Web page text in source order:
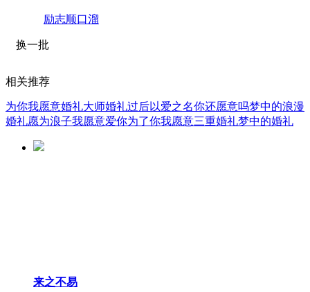
励志顺口溜
换一批
相关推荐
为你我愿意婚礼大师婚礼过后以爱之名你还愿意吗梦中的浪漫
婚礼愿为浪子我愿意爱你为了你我愿意三重婚礼梦中的婚礼
来之不易